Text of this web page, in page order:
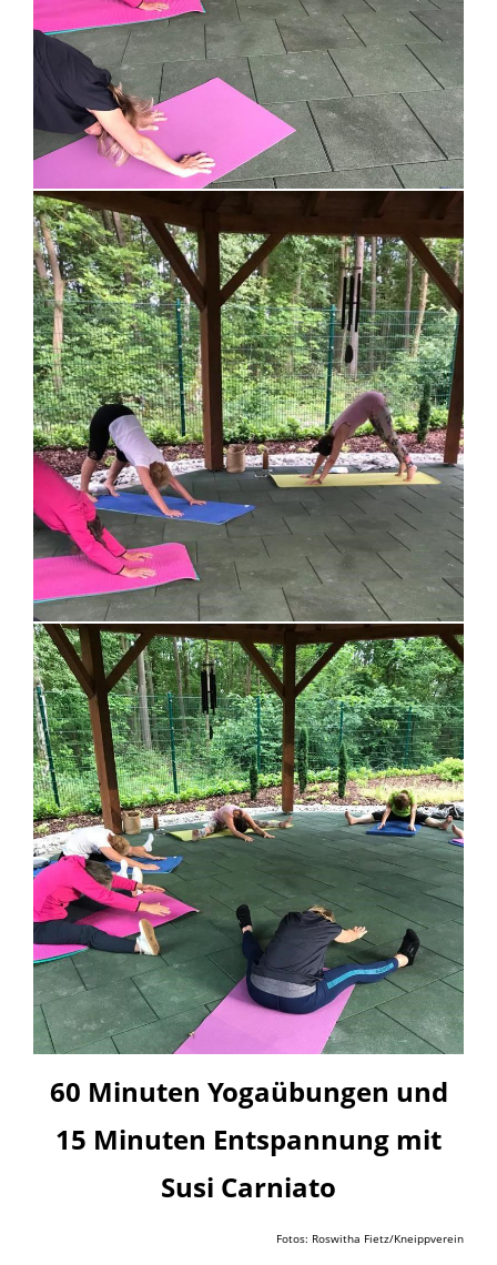
60 Minuten Yogaübungen und
15 Minuten Entspannung mit
Susi Carniato
Fotos: Roswitha Fietz/Kneippverein